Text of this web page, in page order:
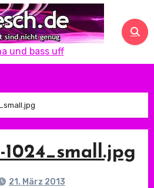
und bass uff
21. März 2013